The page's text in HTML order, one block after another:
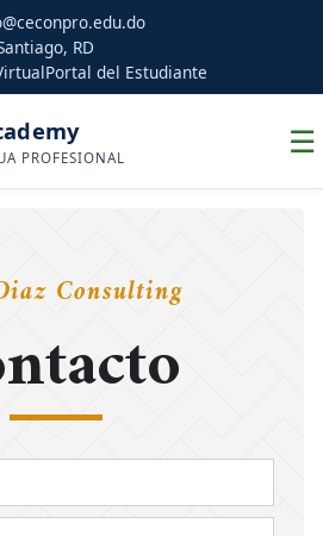
RD
Portal del Estudiante
PROFESIONAL ☰
Consulting